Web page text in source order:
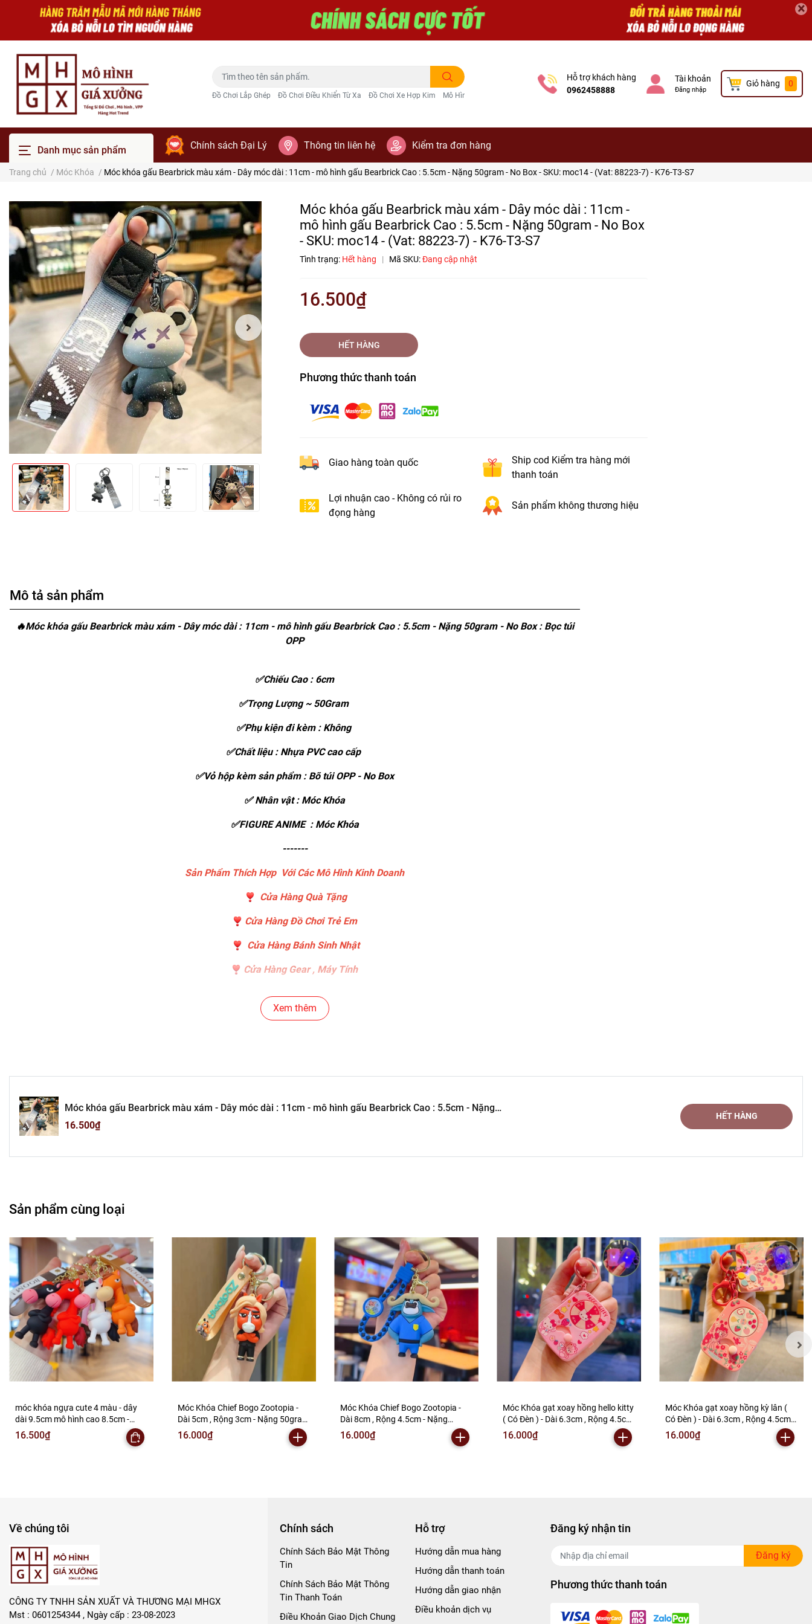
×
Đồ Chơi Lắp Ghép Đồ Chơi Điều Khiển Từ Xa Đồ Chơi Xe Hợp Kim Mô Hình Trang Trí
Hỗ trợ khách hàng
0962458888
Tài khoản
Đăng nhập
Giỏ hàng 0
Danh mục sản phẩm Chính sách Đại Lý Thông tin liên hệ Kiểm tra đơn hàng
Trang chủ / Móc Khóa / Móc khóa gấu Bearbrick màu xám - Dây móc dài : 11cm - mô hình gấu Bearbrick Cao : 5.5cm - Nặng 50gram - No Box - SKU: moc14 - (Vat: 88223-7) - K76-T3-S7
Móc khóa gấu Bearbrick màu xám - Dây móc dài : 11cm -
mô hình gấu Bearbrick Cao : 5.5cm - Nặng 50gram - No Box
- SKU: moc14 - (Vat: 88223-7) - K76-T3-S7
Tình trạng: Hết hàng | Mã SKU:Đang cập nhật
16.500₫
HẾT HÀNG
Phương thức thanh toán
Giao hàng toàn quốc
Ship cod Kiểm tra hàng mới
thanh toán
Lợi nhuận cao - Không có rủi ro
đọng hàng
Sản phẩm không thương hiệu
Mô tả sản phẩm
🔥Móc khóa gấu Bearbrick màu xám - Dây móc dài : 11cm - mô hình gấu Bearbrick Cao : 5.5cm - Nặng 50gram - No Box : Bọc túi
OPP
✅Chiếu Cao : 6cm
✅Trọng Lượng ~ 50Gram
✅Phụ kiện đi kèm : Không
✅Chất liệu : Nhựa PVC cao cấp
✅Vỏ hộp kèm sản phẩm : Bõ túi OPP - No Box
✅ Nhân vật : Móc Khóa
✅FIGURE ANIME : Móc Khóa
-------
Sản Phẩm Thích Hợp Với Các Mô Hình Kinh Doanh
Cửa Hàng Quà Tặng
Cửa Hàng Đồ Chơi Trẻ Em
Cửa Hàng Bánh Sinh Nhật
Cửa Hàng Gear , Máy Tính
Chuỗi Các Siêu Thị , Nhà Sách
- Mô Hình Giá Xưởng
Xem thêm
Móc khóa gấu Bearbrick màu xám - Dây móc dài : 11cm - mô hình gấu Bearbrick Cao : 5.5cm - Nặng
16.500₫
HẾT HÀNG
Sản phẩm cùng loại
móc khóa ngựa cute 4 màu - dây
dài 9.5cm mô hình cao 8.5cm -
nặng : 50gram - no box - SKU:
moc293 - (Vat: 88223-7)
16.500₫
Móc Khóa Chief Bogo Zootopia -
Dài 5cm , Rộng 3cm - Nặng 50gram
- SKU: moc291e - (Vat:88223-7) -
K77-T2-S1
16.000₫
Móc Khóa Chief Bogo Zootopia -
Dài 8cm , Rộng 4.5cm - Nặng
50gram - SKU: moc290a - (Vat:
88223-7) - K77-T3-S2
16.000₫
Móc Khóa gạt xoay hồng hello kitty
( Có Đèn ) - Dài 6.3cm , Rộng 4.5cm
- Nặng 50gram - SKU: moc286h -
(Vat: MK001) - K76-T3-S4
16.000₫
Móc Khóa gạt xoay hồng kỳ lân (
Có Đèn ) - Dài 6.3cm , Rộng 4.5cm -
Nặng 50gram - SKU: moc286g -
(Vat: MK001) - K76-T4-S5
16.000₫
Về chúng tôi
CÔNG TY TNHH SẢN XUẤT VÀ THƯƠNG MẠI MHGX
Mst : 0601254344 , Ngày cấp : 23-08-2023
Chính sách
Chính Sách Bảo Mật Thông
Tin
Chính Sách Bảo Mật Thông
Tin Thanh Toán
Điều Khoản Giao Dịch Chung
Hỗ trợ
Hướng dẫn mua hàng
Hướng dẫn thanh toán
Hướng dẫn giao nhận
Điều khoản dịch vụ
Đăng ký nhận tin
Đăng ký
Phương thức thanh toán